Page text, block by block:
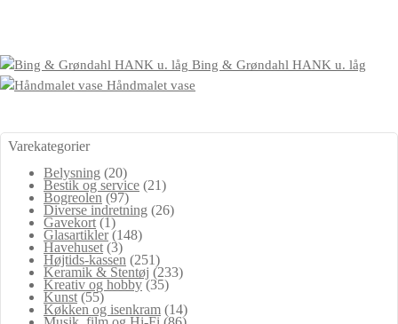
Bing & Grøndahl HANK u. låg
Håndmalet vase
Varekategorier
Belysning (20)
Bestik og service (21)
Bogreolen (97)
Diverse indretning (26)
Gavekort (1)
Glasartikler (148)
Havehuset (3)
Højtids-kassen (251)
Keramik & Stentøj (233)
Kreativ og hobby (35)
Kunst (55)
Køkken og isenkram (14)